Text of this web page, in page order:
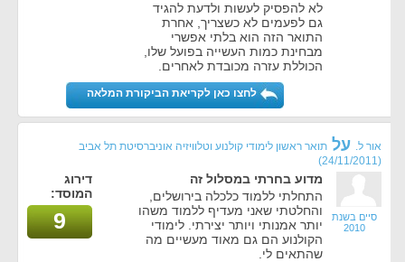
לא להפסיק לעשות ולדעת להגיד
גם לפעמים לא כשצריך, אחרת
התואר הזה הוא בלתי אפשרי
מבחינת כמות העשייה בפועל שלו,
הכוללת עזרה מכובדת לאחרים.
לחצו כאן לקריאת הביקורת המלאה
אור ל. על תואר ראשון לימודי קולנוע וטלוויזיה אוניברסיטת תל אביב
(24/11/2011)
סיים בשנת
2010
מדוע בחרתי במסלול זה
התחלתי ללמוד כלכלה בירושלים,
והחלטתי שאני מעדיף ללמוד משהו
יותר אמנותי ויותר יצירתי. לימודי
הקולנוע הם גם מאוד מעשיים מה
שהתאים לי.
דירוג
המוסד:
9